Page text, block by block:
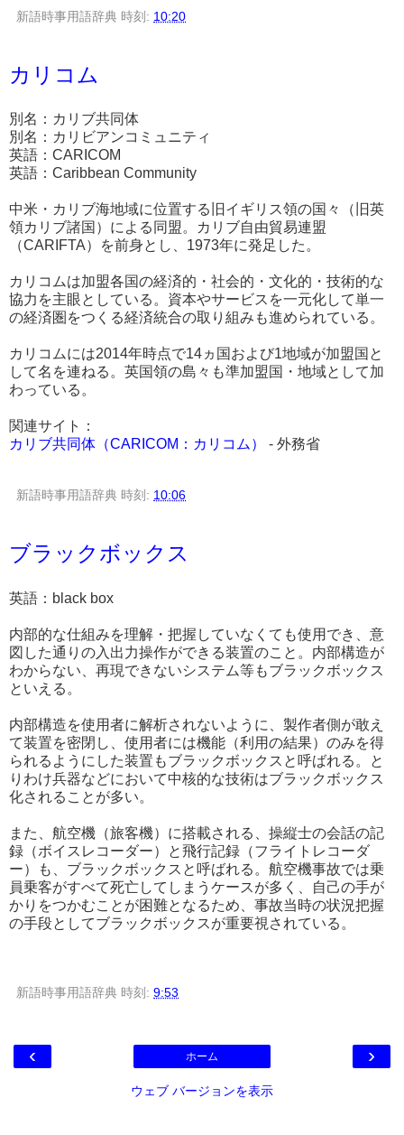
新語時事用語辞典 時刻: 10:20
カリコム
別名：カリブ共同体
別名：カリビアンコミュニティ
英語：CARICOM
英語：Caribbean Community
中米・カリブ海地域に位置する旧イギリス領の国々（旧英
領カリブ諸国）による同盟。カリブ自由貿易連盟
（CARIFTA）を前身とし、1973年に発足した。
カリコムは加盟各国の経済的・社会的・文化的・技術的な
協力を主眼としている。資本やサービスを一元化して単一
の経済圏をつくる経済統合の取り組みも進められている。
カリコムには2014年時点で14ヵ国および1地域が加盟国と
して名を連ねる。英国領の島々も準加盟国・地域として加
わっている。
関連サイト：
カリブ共同体（CARICOM：カリコム）
- 外務省
新語時事用語辞典 時刻: 10:06
ブラックボックス
英語：black box
内部的な仕組みを理解・把握していなくても使用でき、意
図した通りの入出力操作ができる装置のこと。内部構造が
わからない、再現できないシステム等もブラックボックス
といえる。
内部構造を使用者に解析されないように、製作者側が敢え
て装置を密閉し、使用者には機能（利用の結果）のみを得
られるようにした装置もブラックボックスと呼ばれる。と
りわけ兵器などにおいて中核的な技術はブラックボックス
化されることが多い。
また、航空機（旅客機）に搭載される、操縦士の会話の記
録（ボイスレコーダー）と飛行記録（フライトレコーダ
ー）も、ブラックボックスと呼ばれる。航空機事故では乗
員乗客がすべて死亡してしまうケースが多く、自己の手が
かりをつかむことが困難となるため、事故当時の状況把握
の手段としてブラックボックスが重要視されている。
新語時事用語辞典 時刻: 9:53
‹ ›
ホーム
ウェブ バージョンを表示